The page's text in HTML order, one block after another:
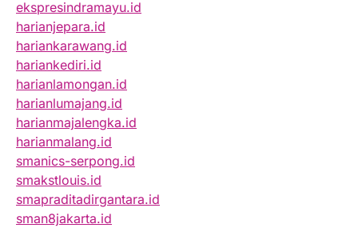
ekspresindramayu.id
harianjepara.id
hariankarawang.id
hariankediri.id
harianlamongan.id
harianlumajang.id
harianmajalengka.id
harianmalang.id
smanics-serpong.id
smakstlouis.id
smapraditadirgantara.id
sman8jakarta.id